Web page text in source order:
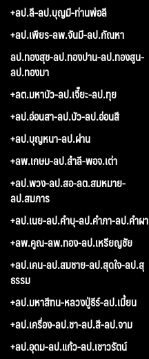
+ลป.ลี-ลป.บุญมี-ท่านพ่อลี
+ลป.เพียร-ลพ.จันมี-ลป.กัณหา
ลป.ทองสุข-ลป.ทองปาน-ลป.ทองสูน-
ลป.ทองมา
+ลต.มหาบัว-ลป.เจี๊ยะ-ลป.ทุย
+ลป.อ่อนสา-ลป.บัว-ลป.อ่อนสี
+ลป.บุญหนา-ลป.ผ่าน
+ลพ.เกษม-ลป.สำลี-พอจ.เต่า
+ลป.พวง-ลป.สอ-ลต.สมหมาย-
ลป.สมภาร
+ลป.เนย-ลป.คำบุ-ลป.คำภา-ลป.คำผา
+ลพ.คูณ-ลพ.ทอง-ลป.เหรียญชัย
+ลป.เคน-ลป.สมชาย-ลป.สุดใจ-ลป.สุ
ธรรม
+ลป.มหาสีทน-หลวงปู่ธีร์-ลป.เมี้ยน
+ลป.เครื่อง-ลป.ชา-ลป.สี-ลป.จาม
+ลป.อุดม-ลป.แก้ว-ลป.เชาวรัตน์